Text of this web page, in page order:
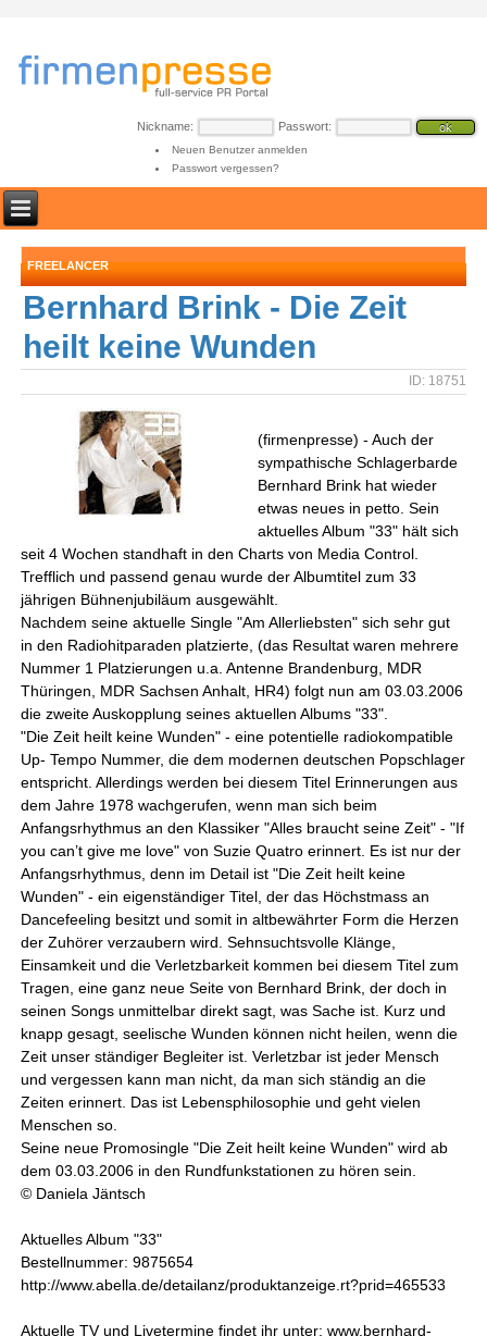
Nickname: Passwort:
Neuen Benutzer anmelden
Passwort vergessen?
FREELANCER
Bernhard Brink - Die Zeit
heilt keine Wunden
ID: 18751
(firmenpresse) - Auch der
sympathische Schlagerbarde
Bernhard Brink hat wieder
etwas neues in petto. Sein
aktuelles Album "33" hält sich
seit 4 Wochen standhaft in den Charts von Media Control.
Trefflich und passend genau wurde der Albumtitel zum 33
jährigen Bühnenjubiläum ausgewählt.
Nachdem seine aktuelle Single "Am Allerliebsten" sich sehr gut
in den Radiohitparaden platzierte, (das Resultat waren mehrere
Nummer 1 Platzierungen u.a. Antenne Brandenburg, MDR
Thüringen, MDR Sachsen Anhalt, HR4) folgt nun am 03.03.2006
die zweite Auskopplung seines aktuellen Albums "33".
"Die Zeit heilt keine Wunden" - eine potentielle radiokompatible
Up- Tempo Nummer, die dem modernen deutschen Popschlager
entspricht. Allerdings werden bei diesem Titel Erinnerungen aus
dem Jahre 1978 wachgerufen, wenn man sich beim
Anfangsrhythmus an den Klassiker "Alles braucht seine Zeit" - "If
you can’t give me love" von Suzie Quatro erinnert. Es ist nur der
Anfangsrhythmus, denn im Detail ist "Die Zeit heilt keine
Wunden" - ein eigenständiger Titel, der das Höchstmass an
Dancefeeling besitzt und somit in altbewährter Form die Herzen
der Zuhörer verzaubern wird. Sehnsuchtsvolle Klänge,
Einsamkeit und die Verletzbarkeit kommen bei diesem Titel zum
Tragen, eine ganz neue Seite von Bernhard Brink, der doch in
seinen Songs unmittelbar direkt sagt, was Sache ist. Kurz und
knapp gesagt, seelische Wunden können nicht heilen, wenn die
Zeit unser ständiger Begleiter ist. Verletzbar ist jeder Mensch
und vergessen kann man nicht, da man sich ständig an die
Zeiten erinnert. Das ist Lebensphilosophie und geht vielen
Menschen so.
Seine neue Promosingle "Die Zeit heilt keine Wunden" wird ab
dem 03.03.2006 in den Rundfunkstationen zu hören sein.
© Daniela Jäntsch
Aktuelles Album "33"
Bestellnummer: 9875654
http://www.abella.de/detailanz/produktanzeige.rt?prid=465533
Aktuelle TV und Livetermine findet ihr unter: www.bernhard-